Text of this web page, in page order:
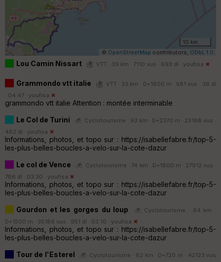
10 km
© OpenStreetMap contributors, ODbL 1.0
Lou Camin Nissart VTT · 39 km · 7110 vus · 693 dl · youfisa
Grammondo vtt italie
VTT · 33 km · D+1800 m · 581 vus · 36 dl
· 04:47 · youfisa
grammondo vtt italie Attention : montée interminable
Le Col de Turini
Cyclotourisme · 93 km · D+2370 m · 23188 vus ·
482 dl · youfisa
Informations, photos, et topo sur : https://isabellefabre.fr/top-5-
les-plus-belles-boucles-a-velo-sur-la-cote-dazur
Le col de Vence
Cyclotourisme · 74 km · D+1800 m · 27912 vus ·
786 dl · 03:30 · youfisa
Informations, photos, et topo sur : https://isabellefabre.fr/top-5-
les-plus-belles-boucles-a-velo-sur-la-cote-dazur
Gourdon et les gorges du loup
Cyclotourisme · 64 km ·
D+1500 m · 35186 vus · 951 dl · 03:10 · youfisa
Informations, photos, et topo sur : https://isabellefabre.fr/top-5-
les-plus-belles-boucles-a-velo-sur-la-cote-dazur
Tour de l'Esterel
Cyclotourisme · 62 km · D+720 m · 42123 vus